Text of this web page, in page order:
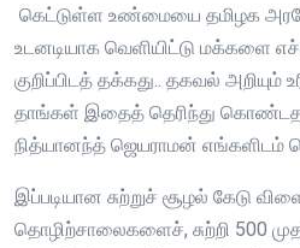
கெட்டுள்ள உண்மையை தமிழக
உடனடியாக வெளியிட்டு மக்களை
குறிப்பிடத் தக்கது.. தகவல் அறியும்
தாங்கள் இதைத் தெரிந்து
நித்யானந்த் ஜெயராமன் எங்களிடம்
இப்படியான சுற்றுச் சூழல் கேடு
தொழிற்சாலைகளைச், சுற்றி 500